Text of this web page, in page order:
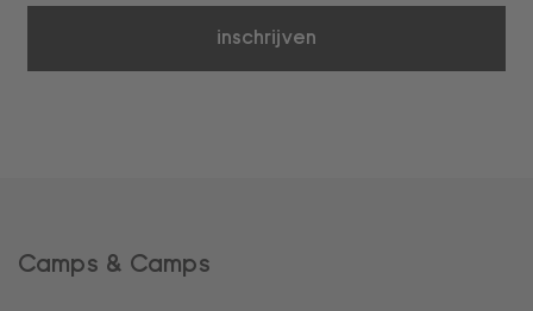
inschrijven
Camps & Camps